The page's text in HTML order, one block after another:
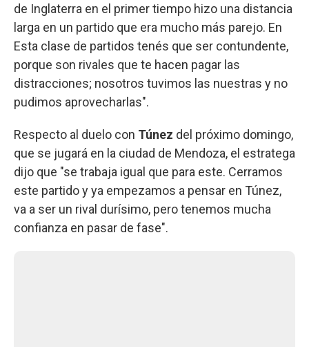
de Inglaterra en el primer tiempo hizo una distancia
larga en un partido que era mucho más parejo. En
Esta clase de partidos tenés que ser contundente,
porque son rivales que te hacen pagar las
distracciones; nosotros tuvimos las nuestras y no
pudimos aprovecharlas".
Respecto al duelo con Túnez del próximo domingo,
que se jugará en la ciudad de Mendoza, el estratega
dijo que "se trabaja igual que para este. Cerramos
este partido y ya empezamos a pensar en Túnez,
va a ser un rival durísimo, pero tenemos mucha
confianza en pasar de fase".